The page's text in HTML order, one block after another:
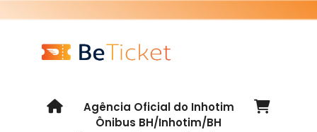
Agência Oficial do Inhotim
Ônibus BH/Inhotim/BH